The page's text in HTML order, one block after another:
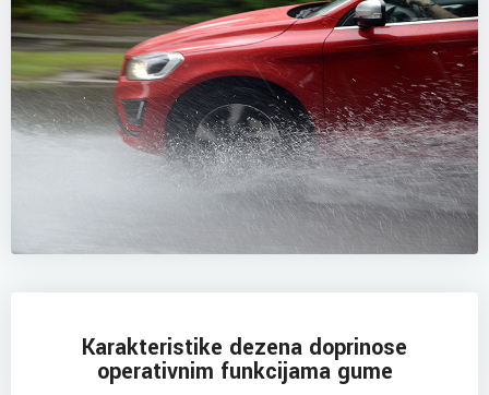
Karakteristike dezena doprinose
operativnim funkcijama gume